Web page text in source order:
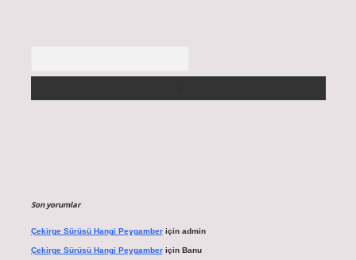
Son yorumlar
Çekirge Sürüsü Hangi Peygamberiçin admin
Çekirge Sürüsü Hangi Peygamberiçin Banu